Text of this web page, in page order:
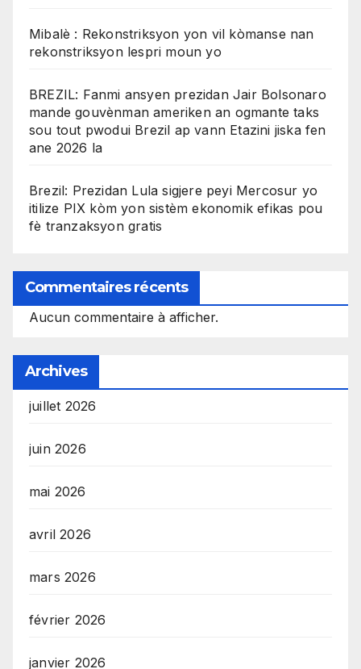
Mibalè : Rekonstriksyon yon vil kòmanse nan
rekonstriksyon lespri moun yo
BREZIL: Fanmi ansyen prezidan Jair Bolsonaro
mande gouvènman ameriken an ogmante taks
sou tout pwodui Brezil ap vann Etazini jiska fen
ane 2026 la
Brezil: Prezidan Lula sigjere peyi Mercosur yo
itilize PIX kòm yon sistèm ekonomik efikas pou
fè tranzaksyon gratis
Commentaires récents
Aucun commentaire à afficher.
Archives
juillet 2026
juin 2026
mai 2026
avril 2026
mars 2026
février 2026
janvier 2026